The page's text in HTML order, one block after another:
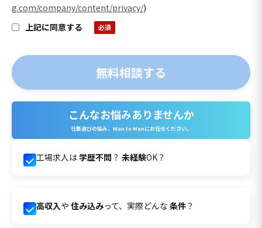
g.com/company/content/privacy/)
上記に同意する
こんなお悩みありませんか
仕事選びの悩み、Man to Manにお任せください。
工場求人は学歴不問 ？ 未経験OK？
高収入や 住み込みって、実際どんな 条件？